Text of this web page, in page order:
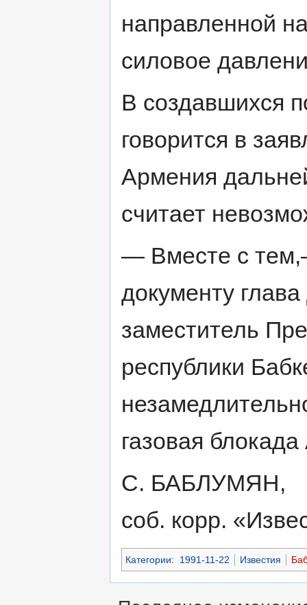
направленной
силовое
В создавшихся
говорится в
Армения
считает
— Вместе с
документу
заместитель
республики
газовая
С. БАБЛУМЯН,
соб. корр.
Категории: 1991-11-22 Известия